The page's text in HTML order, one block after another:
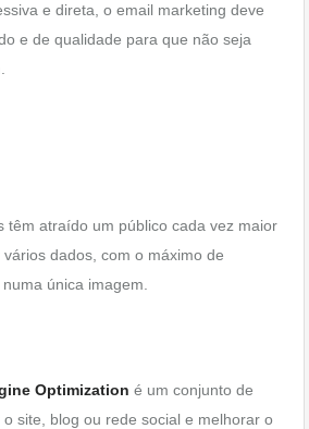
e direta, o email marketing deve
e de qualidade para que não seja
têm atraído um público cada vez maior
dados, com o máximo de
única imagem.
Optimization é um conjunto de
site, blog ou rede social e melhorar o